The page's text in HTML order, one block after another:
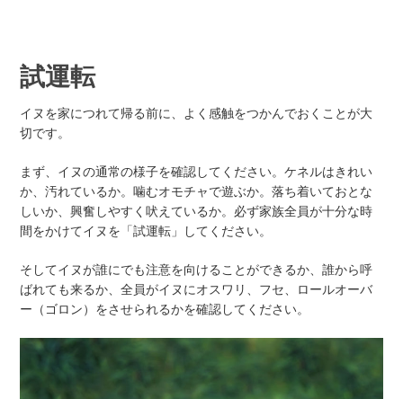
試運転
イヌを家につれて帰る前に、よく感触をつかんでおくことが大
切です。
まず、イヌの通常の様子を確認してください。ケネルはきれい
か、汚れているか。噛むオモチャで遊ぶか。落ち着いておとな
しいか、興奮しやすく吠えているか。必ず家族全員が十分な時
間をかけてイヌを「試運転」してください。
そしてイヌが誰にでも注意を向けることができるか、誰から呼
ばれても来るか、全員がイヌにオスワリ、フセ、ロールオーバ
ー（ゴロン）をさせられるかを確認してください。